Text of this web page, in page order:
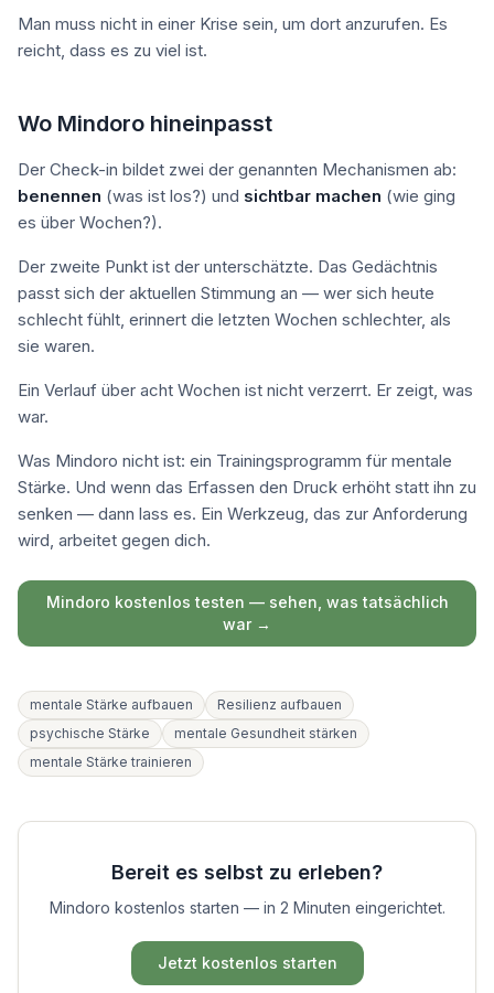
Man muss nicht in einer Krise sein, um dort anzurufen. Es
reicht, dass es zu viel ist.
Wo Mindoro hineinpasst
Der Check-in bildet zwei der genannten Mechanismen ab:
benennen (was ist los?) und sichtbar machen (wie ging
es über Wochen?).
Der zweite Punkt ist der unterschätzte. Das Gedächtnis
passt sich der aktuellen Stimmung an — wer sich heute
schlecht fühlt, erinnert die letzten Wochen schlechter, als
sie waren.
Ein Verlauf über acht Wochen ist nicht verzerrt. Er zeigt, was
war.
Was Mindoro nicht ist: ein Trainingsprogramm für mentale
Stärke. Und wenn das Erfassen den Druck erhöht statt ihn zu
senken — dann lass es. Ein Werkzeug, das zur Anforderung
wird, arbeitet gegen dich.
Mindoro kostenlos testen — sehen, was tatsächlich
war →
mentale Stärke aufbauen
Resilienz aufbauen
psychische Stärke
mentale Gesundheit stärken
mentale Stärke trainieren
Bereit es selbst zu erleben?
Mindoro kostenlos starten — in 2 Minuten eingerichtet.
Jetzt kostenlos starten